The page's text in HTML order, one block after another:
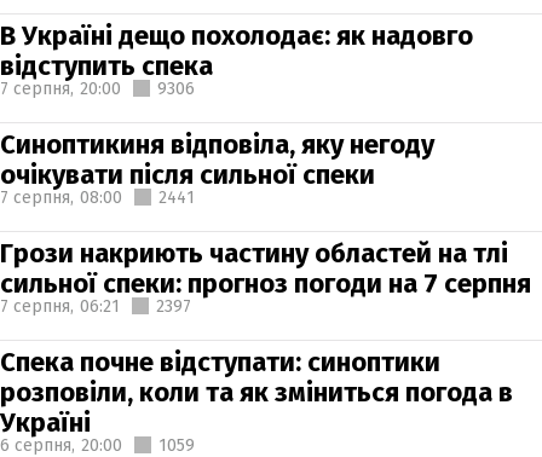
В Україні дещо похолодає: як надовго
відступить спека
7 серпня, 20:00 9306
Синоптикиня відповіла, яку негоду
очікувати після сильної спеки
7 серпня, 08:00 2441
Грози накриють частину областей на тлі
сильної спеки: прогноз погоди на 7 серпня
7 серпня, 06:21 2397
Спека почне відступати: синоптики
розповіли, коли та як зміниться погода в
Україні
6 серпня, 20:00 1059